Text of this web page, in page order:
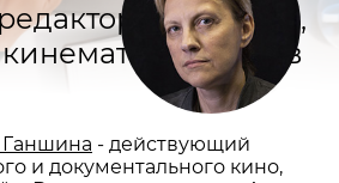
режиссер,
- действующий
и документального кино,